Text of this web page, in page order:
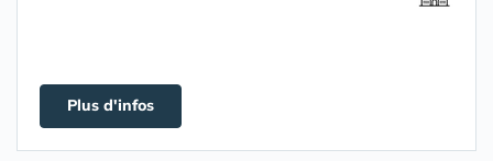
Plus d'infos